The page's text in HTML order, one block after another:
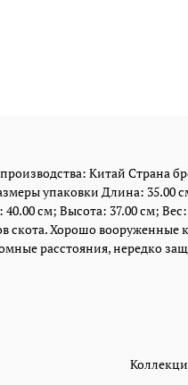
Китай Страна
упаковки Длина: 35.00
см; Высота: 37.00 см; Вес:
скота. Хорошо вооруженные
расстояния, нередко